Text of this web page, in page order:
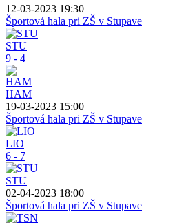
12-03-2023 19:30
Športová hala pri ZŠ v Stupave
STU
9 - 4
HAM
19-03-2023 15:00
Športová hala pri ZŠ v Stupave
LIO
6 - 7
STU
02-04-2023 18:00
Športová hala pri ZŠ v Stupave